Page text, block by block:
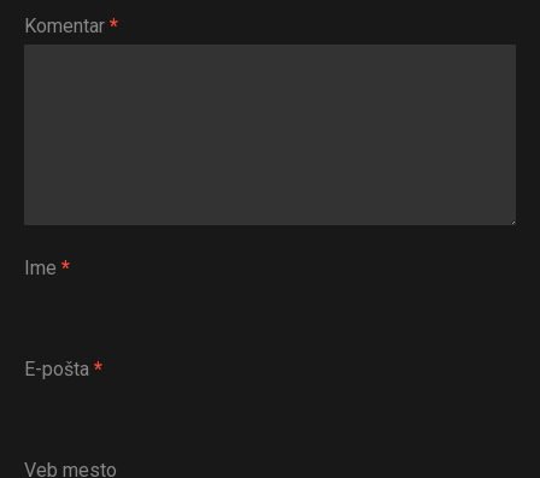
Komentar *
Ime *
E-pošta *
Veb mesto